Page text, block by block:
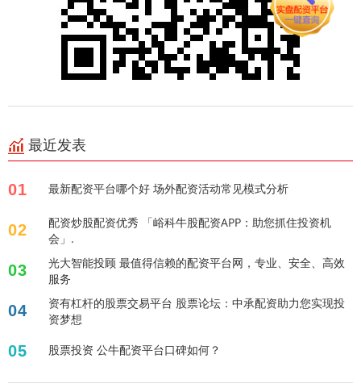
最近发表
01 最新配资平台哪个好 场外配资活动常见模式分析
02
配资炒股配资优秀 「峪科牛股配资APP：助您抓住投资机
会」.
03
光大智能投顾 最值得信赖的配资平台网，专业、安全、高效
服务
04
资有杠杆的股票交易平台 股票论坛：中承配资助力您实现投
资梦想
05 股票投资 公牛配资平台口碑如何？